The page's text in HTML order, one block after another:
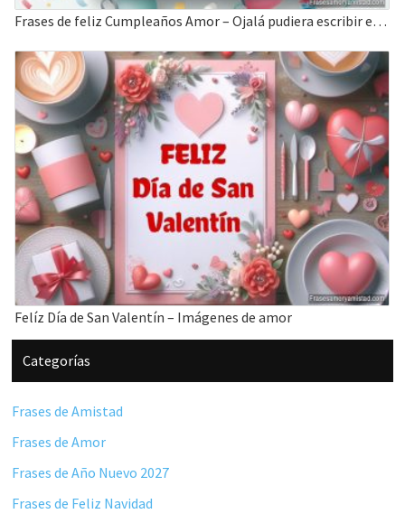
Frases de feliz Cumpleaños Amor – Ojalá pudiera escribir en el cielo
Felíz Día de San Valentín – Imágenes de amor
Barra
lateral
principal
Categorías
Frases de Amistad
Frases de Amor
Frases de Año Nuevo 2027
Frases de Feliz Navidad